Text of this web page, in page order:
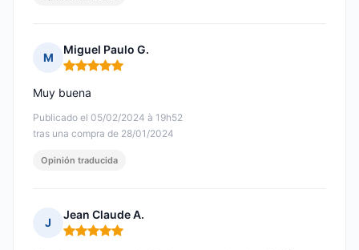
M
Miguel Paulo G.
Nota: 5 de 5
Publicado el 05/02/2024 à 19h52
tras una compra de 28/01/2024
Muy buena
Opinión traducida
J
Jean Claude A.
Nota: 5 de 5